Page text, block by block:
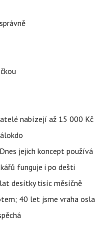
nabízejí až 15 000 Kč
jejich koncept
funguje i po dešti
desítky tisíc měsíčně
40 let jsme vraha